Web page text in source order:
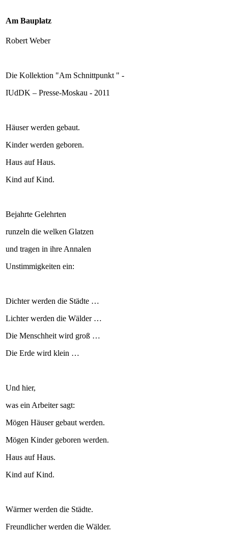
Am Bauplatz
Robert Weber
Die Kollektion "Am Schnittpunkt " -
IUdDK – Presse-Moskau - 2011
Häuser werden gebaut.
Kinder werden geboren.
Haus auf Haus.
Kind auf Kind.
Bejahrte Gelehrten
runzeln die welken Glatzen
und tragen in ihre Annalen
Unstimmigkeiten ein:
Dichter werden die Städte …
Lichter werden die Wälder …
Die Menschheit wird groß …
Die Erde wird klein …
Und hier,
was ein Arbeiter sagt:
Mögen Häuser gebaut werden.
Mögen Kinder geboren werden.
Haus auf Haus.
Kind auf Kind.
Wärmer werden die Städte.
Freundlicher werden die Wälder.